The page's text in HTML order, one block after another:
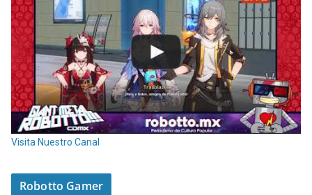
Visita Nuestro Canal
Robotto Gamer